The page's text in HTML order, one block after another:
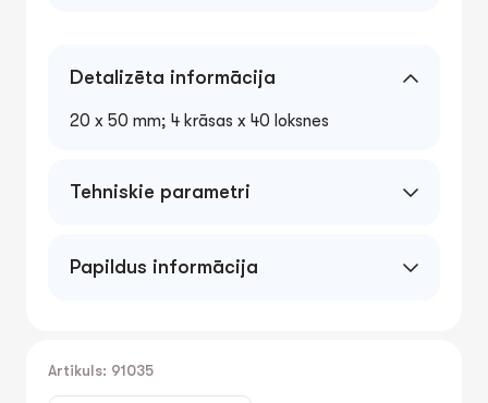
Detalizēta informācija
20 x 50 mm; 4 krāsas x 40 loksnes
Tehniskie parametri
Papildus informācija
Artikuls: 91035